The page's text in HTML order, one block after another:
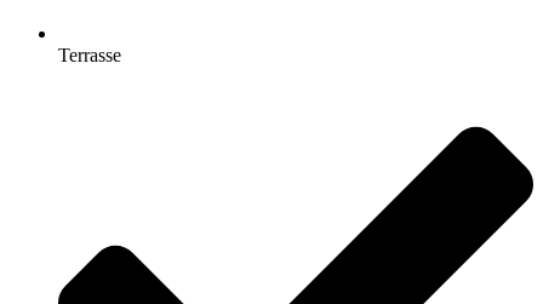
Terrasse